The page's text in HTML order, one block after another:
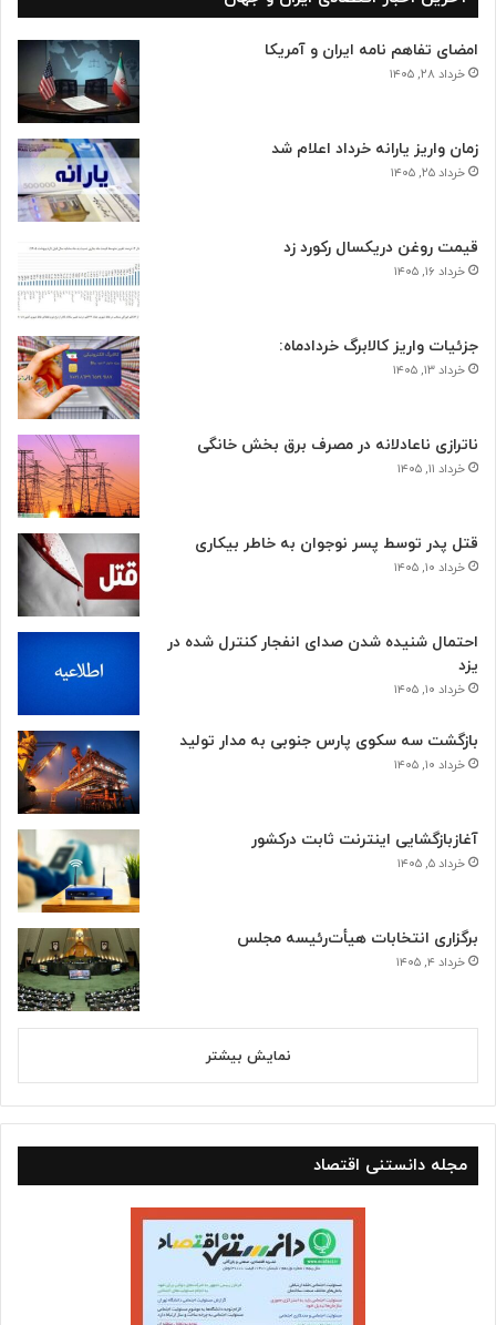
امضای تفاهم نامه ایران و آمریکا
خرداد ۲۸, ۱۴۰۵
زمان واریز یارانه خرداد اعلام شد
خرداد ۲۵, ۱۴۰۵
قیمت روغن دریکسال رکورد زد
خرداد ۱۶, ۱۴۰۵
جزئیات واریز کالابرگ خردادماه:
خرداد ۱۳, ۱۴۰۵
ناترازی ناعادلانه در مصرف برق بخش خانگی
خرداد ۱۱, ۱۴۰۵
قتل پدر توسط پسر نوجوان به خاطر بیکاری
خرداد ۱۰, ۱۴۰۵
احتمال شنیده شدن صدای انفجار کنترل شده در
یزد
خرداد ۱۰, ۱۴۰۵
بازگشت سه سکوی پارس جنوبی به مدار تولید
خرداد ۱۰, ۱۴۰۵
آغازبازگشایی اینترنت ثابت درکشور
خرداد ۵, ۱۴۰۵
برگزاری انتخابات هیأت‌رئیسه مجلس
خرداد ۴, ۱۴۰۵
نمایش بیشتر
مجله دانستنی اقتصاد